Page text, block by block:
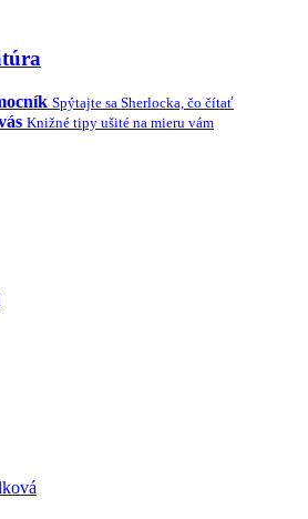
Spýtajte sa Sherlocka, čo čítať
Knižné tipy ušité na mieru vám